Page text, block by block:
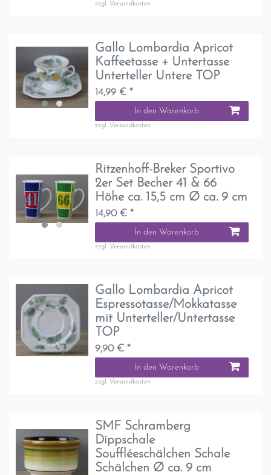
zzgl. Versandkosten
Gallo Lombardia Apricot
Kaffeetasse + Untertasse
Unterteller Untere TOP
14,99 € *
In den Warenkorb
zzgl. Versandkosten
Ritzenhoff-Breker Sportivo
2er Set Becher 41 & 66
Höhe ca. 15,5 cm Ø ca. 9 cm
14,90 € *
In den Warenkorb
zzgl. Versandkosten
Gallo Lombardia Apricot
Espressotasse/Mokkatasse
mit Unterteller/Untertasse
TOP
9,90 € *
In den Warenkorb
zzgl. Versandkosten
SMF Schramberg
Dippschale
Souffléeschälchen Schale
Schälchen Ø ca. 9 cm